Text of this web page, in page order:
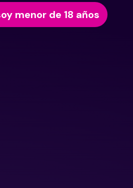
menor de 18 años